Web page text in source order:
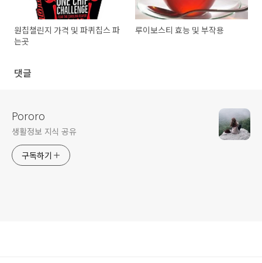
원칩챌린지 가격 및 파퀴칩스 파
는곳
루이보스티 효능 및 부작용
댓글
Pororo
생활정보 지식 공유
구독하기